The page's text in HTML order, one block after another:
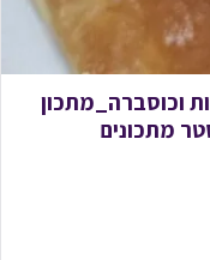
וכוסברה_מתכון
מתכונים